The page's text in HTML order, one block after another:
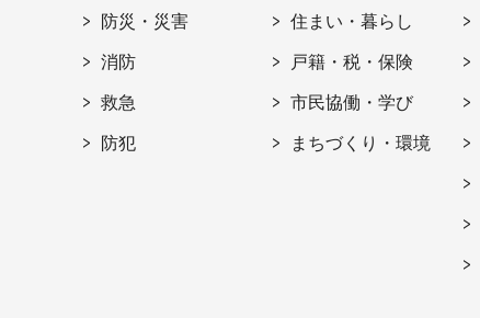
防災・災害
消防
救急
防犯
住まい・暮らし
戸籍・税・保険
市民協働・学び
まちづくり・環境